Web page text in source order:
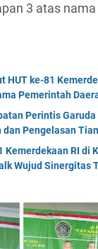
3 atas
HUT ke-81
Pemerintah
Perintis
Pengelasan
Kemerdekaan RI di
Wujud Sinergitas